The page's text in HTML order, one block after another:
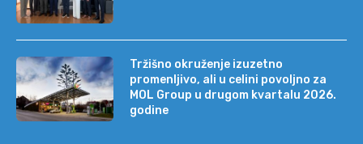
Tržišno okruženje izuzetno
promenljivo, ali u celini povoljno za
MOL Group u drugom kvartalu 2026.
godine